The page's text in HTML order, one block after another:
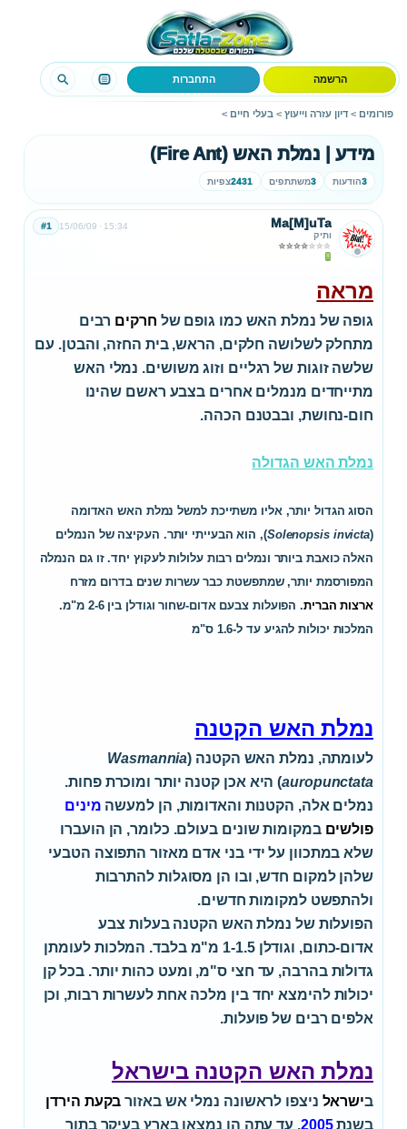
הרשמה התחברות
פורומים > דיון עזרה וייעוץ > בעלי חיים >
מידע | נמלת האש (Fire Ant)
3הודעות 3משתתפים 2431צפיות
Ma[M]uTa
ותיק
15/06/09 15:34
#1
מראה
גופה של נמלת האש כמו גופם של חרקים רבים
מתחלק לשלושה חלקים, הראש, בית החזה, והבטן. עם
שלשה זוגות של רגליים וזוג משושים. נמלי האש
מתייחדים מנמלים אחרים בצבע ראשם שהינו
חום-נחושת, ובבטנם הכהה.
נמלת האש הגדולה
הסוג הגדול יותר, אליו משתייכת למשל נמלת האש האדומה
(
Solenopsis invicta), הוא הבעייתי יותר. העקיצה של הנמלים
האלה כואבת ביותר ונמלים רבות עלולות לעקוץ יחד. זו גם הנמלה
המפורסמת יותר, שמתפשטת כבר עשרות שנים בדרום מזרח
ארצות הברית
. הפועלות צבעם אדום-שחור וגודלן בין 2-6 מ"מ.
המלכות יכולות להגיע עד ל-1.6 ס"מ
נמלת האש הקטנה
לעומתה, נמלת האש הקטנה (Wasmannia
auropunctata) היא אכן קטנה יותר ומוכרת פחות.
נמלים אלה, הקטנות והאדומות, הן למעשה מינים
פולשים במקומות שונים בעולם. כלומר, הן הועברו
שלא במתכוון על ידי בני אדם מאזור התפוצה הטבעי
שלהן למקום חדש, ובו הן מסוגלות להתרבות
ולהתפשט למקומות חדשים.
הפועלות של נמלת האש הקטנה בעלות צבע
אדום-כתום, וגודלן 1-1.5 מ"מ בלבד. המלכות לעומתן
גדולות בהרבה, עד חצי ס"מ, ומעט כהות יותר. בכל קן
יכולות להימצא יחד בין מלכה אחת לעשרות רבות, וכן
אלפים רבים של פועלות.
נמלת האש הקטנה בישראל
בישראל ניצפו לראשונה נמלי אש באזור בקעת הירדן
בשנת2005. עד עתה הן נמצאו בארץ בעיקר בתוך